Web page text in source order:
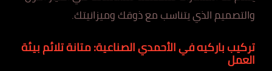
والتصميم الذي يتناسب مع ذوقك وميزانيتك.
تركيب باركيه في الأحمدي الصناعية: متانة تلائم بيئة
العمل